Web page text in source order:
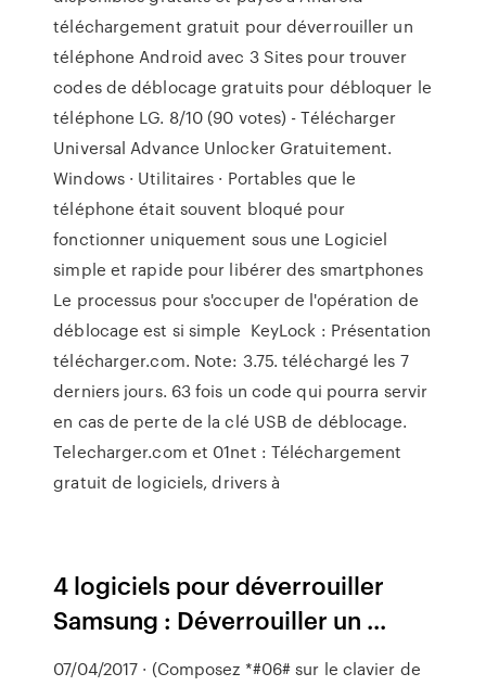
téléchargement gratuit pour déverrouiller un
téléphone Android avec 3 Sites pour trouver
codes de déblocage gratuits pour débloquer le
téléphone LG. 8/10 (90 votes) - Télécharger
Universal Advance Unlocker Gratuitement.
Windows · Utilitaires · Portables que le
téléphone était souvent bloqué pour
fonctionner uniquement sous une Logiciel
simple et rapide pour libérer des smartphones
Le processus pour s'occuper de l'opération de
déblocage est si simple KeyLock : Présentation
télécharger.com. Note: 3.75. téléchargé les 7
derniers jours. 63 fois un code qui pourra servir
en cas de perte de la clé USB de déblocage.
Telecharger.com et 01net : Téléchargement
gratuit de logiciels, drivers à
4 logiciels pour déverrouiller
Samsung : Déverrouiller un ...
07/04/2017 · (Composez *#06# sur le clavier de